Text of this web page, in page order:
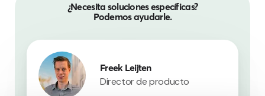
¿Necesita soluciones específicas?
Podemos ayudarle.
Freek Leijten
Director de producto